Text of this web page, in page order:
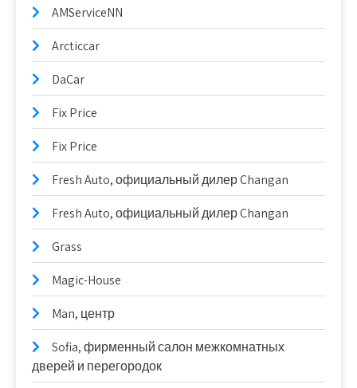
AMServiceNN
Arcticcar
DaCar
Fix Price
Fix Price
Fresh Auto, официальный дилер Changan
Fresh Auto, официальный дилер Changan
Grass
Magic-House
Man, центр
Sofia, фирменный салон межкомнатных
дверей и перегородок